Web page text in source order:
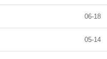
06-18
05-14